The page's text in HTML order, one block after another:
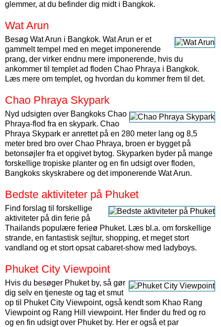
glemmer, at du befinder dig midt i Bangkok.
Wat Arun
Besøg Wat Arun i Bangkok. Wat Arun er et
gammelt tempel med en meget imponerende
prang, der virker endnu mere imponerende, hvis du
ankommer til templet ad floden Chao Phraya i Bangkok.
Læs mere om templet, og hvordan du kommer frem til det.
Chao Phraya Skypark
Nyd udsigten over Bangkoks Chao
Phraya-flod fra en skypark. Chao
Phraya Skypark er anrettet på en 280 meter lang og 8,5
meter bred bro over Chao Phraya, broen er bygget på
betonsøjler fra et opgivet bytog. Skyparken byder på mange
forskellige tropiske planter og en fin udsigt over floden,
Bangkoks skyskrabere og det imponerende Wat Arun.
Bedste aktiviteter på Phuket
Find forslag til forskellige
aktiviteter på din ferie på
Thailands populære ferieø Phuket. Læs bl.a. om forskellige
strande, en fantastisk sejltur, shopping, et meget stort
vandland og et stort opsat cabaret-show med ladyboys.
Phuket City Viewpoint
Hvis du besøger Phuket by, så gør
dig selv en tjeneste og tag et smut
op til Phuket City Viewpoint, også kendt som Khao Rang
Viewpoint og Rang Hill viewpoint. Her finder du fred og ro
og en fin udsigt over Phuket by. Her er også et par